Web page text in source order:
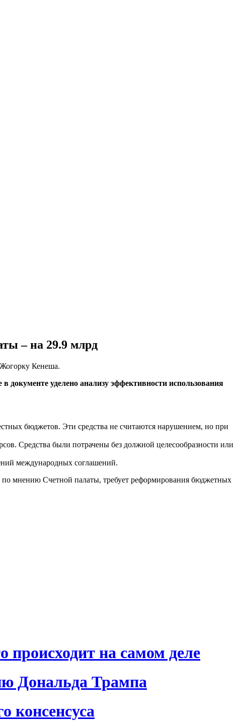
– на 29.9 млрд
Кенеша.
документе уделено анализу эффективности использования
бюджетов. Эти средства не считаются нарушением, но при
Средства были потрачены без должной целесообразности или
международных соглашений.
мнению Счетной палаты, требует реформирования бюджетных
происходит на самом деле
Дональда Трампа
консенсуса